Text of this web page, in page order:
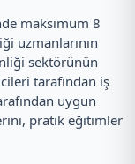
maksimum 8
uzmanlarının
sektörünün
tarafından iş
uygun
pratik eğitimler